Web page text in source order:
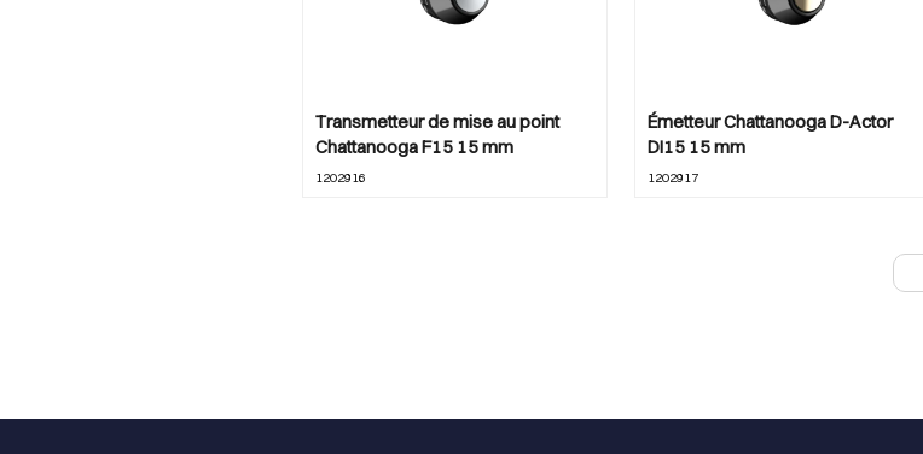
Transmetteur de mise au point
Chattanooga F15 15 mm
1202916
Émetteur Chattanooga D-Actor
DI15 15 mm
1202917